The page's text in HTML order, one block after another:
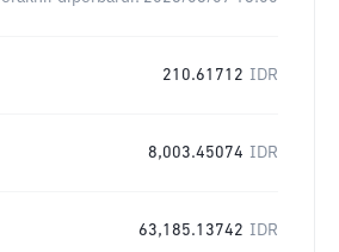
210.61712 IDR
8,003.45074 IDR
63,185.13742 IDR